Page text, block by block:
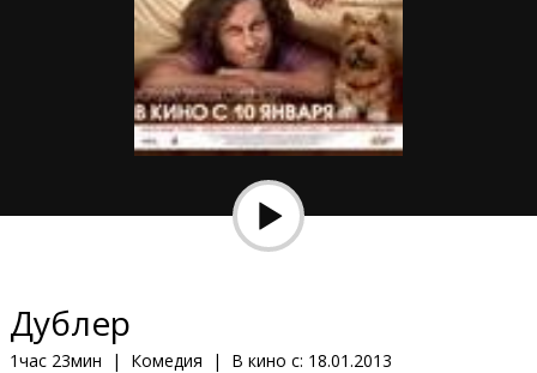
Новости
Подарки
Клуб
Дублер
1час 23мин | Комедия | В кино с: 18.01.2013